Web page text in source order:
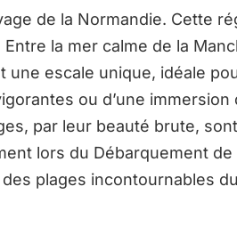
de la Normandie. Cette
la mer calme de la
une escale unique, idéale
ou d’une immersion
par leur beauté brute,
lors du Débarquement de
plages incontournables